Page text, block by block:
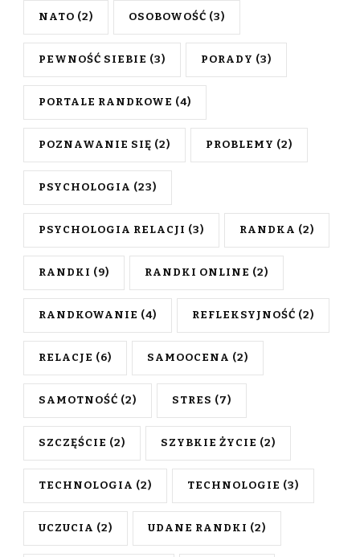
NATO (2) OSOBOWOŚĆ (3)
PEWNOŚĆ SIEBIE (3) PORADY (3)
PORTALE RANDKOWE (4)
POZNAWANIE SIĘ (2) PROBLEMY (2)
PSYCHOLOGIA (23)
PSYCHOLOGIA RELACJI (3) RANDKA (2)
RANDKI (9) RANDKI ONLINE (2)
RANDKOWANIE (4) REFLEKSYJNOŚĆ (2)
RELACJE (6) SAMOOCENA (2)
SAMOTNOŚĆ (2) STRES (7)
SZCZĘŚCIE (2) SZYBKIE ŻYCIE (2)
TECHNOLOGIA (2) TECHNOLOGIE (3)
UCZUCIA (2) UDANE RANDKI (2)